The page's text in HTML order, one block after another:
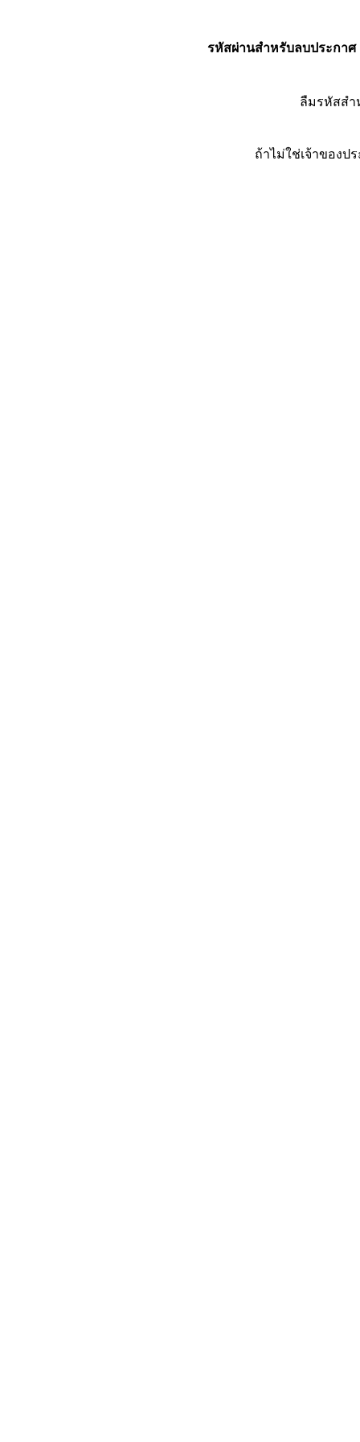
รหัสผ่านสำหรับลบประกาศ
ลืมรหัสส
ถ้าไม่ใช่เจ้าของป